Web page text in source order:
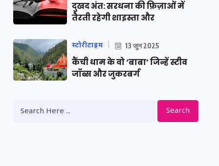
दुखद अंत: सरधना की फ़िज़ाओं में
तैरती रहेगी शाइस्ता और
स्टोरीटाइम 13 जून 2025
कैंची धाम के वो ‘बाबा’ जिन्हें स्टीव
जॉब्स और जुकरबर्ग
Search